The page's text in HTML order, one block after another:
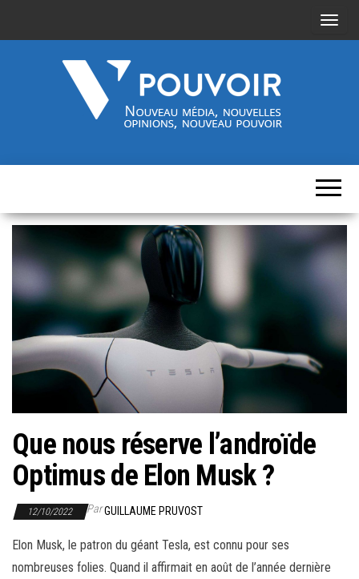
A
r
m
a
e
t
média,
nouveau
pouvoir
Que nous réserve l’androïde
Optimus de Elon Musk ?
12/10/2022 ParGUILLAUME PRUVOST
Elon Musk, le patron du géant Tesla, est connu pour ses
nombreuses folies. Quand il affirmait en août de l’année dernière